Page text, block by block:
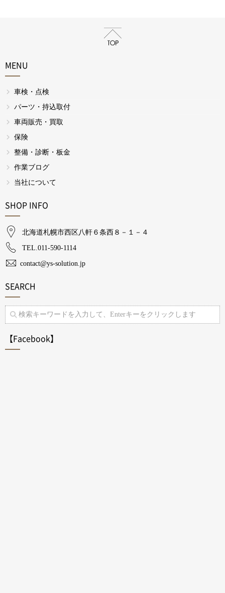
MENU
車検・点検
パーツ・持込取付
車両販売・買取
保険
整備・診断・板金
作業ブログ
当社について
SHOP INFO
北海道札幌市西区八軒６条西８－１－４​
TEL.011-590-1114
contact@ys-solution.jp​
SEARCH
【Facebook】